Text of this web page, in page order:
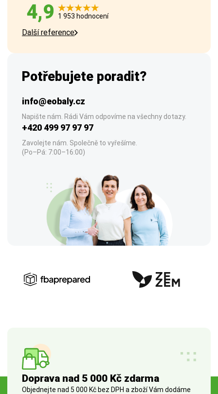
4,9 1 953 hodnocení
Další reference
Potřebujete poradit?
info@eobaly.cz
Napište nám. Rádi Vám odpovíme na všechny dotazy.
+420 499 97 97 97
Zavolejte nám. Společně to vyřešíme.
(Po–Pá: 7:00–16:00)
Doprava nad 5 000 Kč zdarma
Objednejte nad 5 000 Kč bez DPH a zboží Vám dodáme